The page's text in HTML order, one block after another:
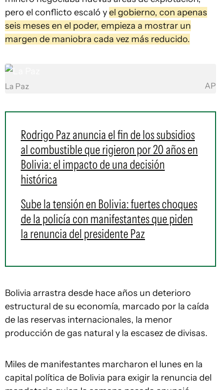
pero el conflicto escaló yel gobierno, con apenas
seis meses en el poder, empieza a mostrar un
margen de maniobra cada vez más reducido.
La Paz AP
Rodrigo Paz anuncia el fin de los subsidios
al combustible que rigieron por 20 años en
Bolivia: el impacto de una decisión
histórica
Sube la tensión en Bolivia: fuertes choques
de la policía con manifestantes que piden
la renuncia del presidente Paz
Bolivia arrastra desde hace años un deterioro
estructural de su economía, marcado por la caída
de las reservas internacionales, la menor
producción de gas natural y la escasez de divisas.
Miles de manifestantes marcharon el lunes en la
capital política de Bolivia para exigir la renuncia del